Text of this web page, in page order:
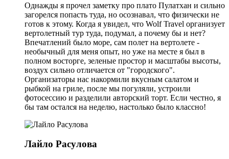
Однажды я прочел заметку про плато Пулатхан и сильно
загорелся попасть туда, но осознавал, что физически не
готов к этому. Когда я увидел, что Wolf Travel организует
вертолетный тур туда, подумал, а почему бы и нет?
Впечатлений было море, сам полет на вертолете -
необычный для меня опыт, но уже на месте я был в
полном восторге, зеленые простор и масштабы высоты,
воздух сильно отличается от "городского".
Организаторы нас накормили вкусным салатом и
рыбкой на гриле, после мы погуляли, устроили
фотосессию и разделили авторский торт. Если честно, я
бы там остался на неделю, настолько было классно!
Лайло Расулова